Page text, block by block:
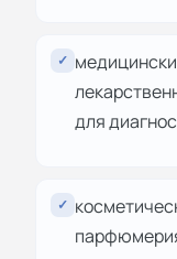
✓
для
✓